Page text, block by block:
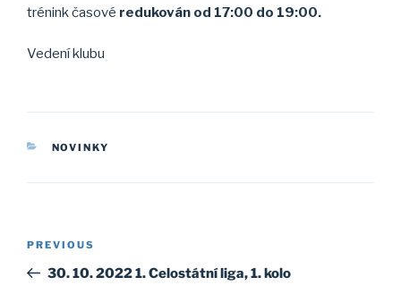
trénink časové redukován od 17:00 do 19:00.
Vedení klubu
CATEGORIES
NOVINKY
Post
Previous
Post
PREVIOUS
30. 10. 2022 1. Celostátní liga, 1. kolo